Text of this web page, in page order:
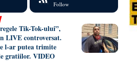
Follow
Tik-Tok-ului”,
LIVE controversat.
l-ar putea trimite
gratiilor. VIDEO